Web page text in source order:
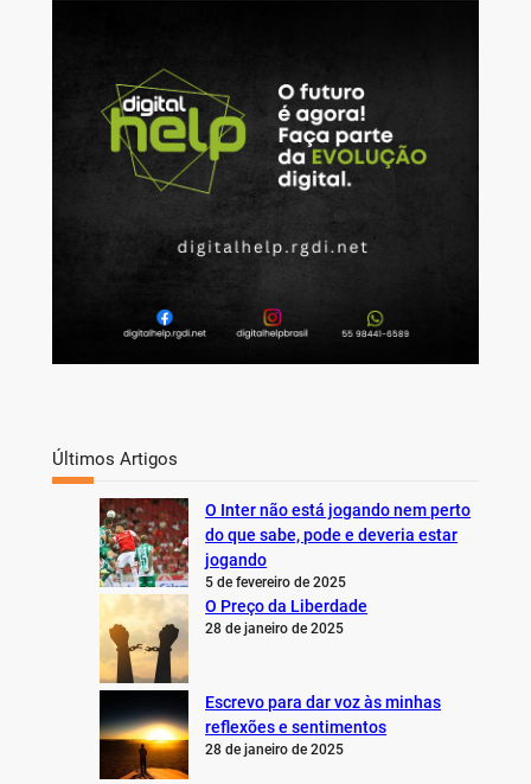
Últimos Artigos
O Inter não está jogando nem perto
do que sabe, pode e deveria estar
jogando
5 de fevereiro de 2025
O Preço da Liberdade
28 de janeiro de 2025
Escrevo para dar voz às minhas
reflexões e sentimentos
28 de janeiro de 2025